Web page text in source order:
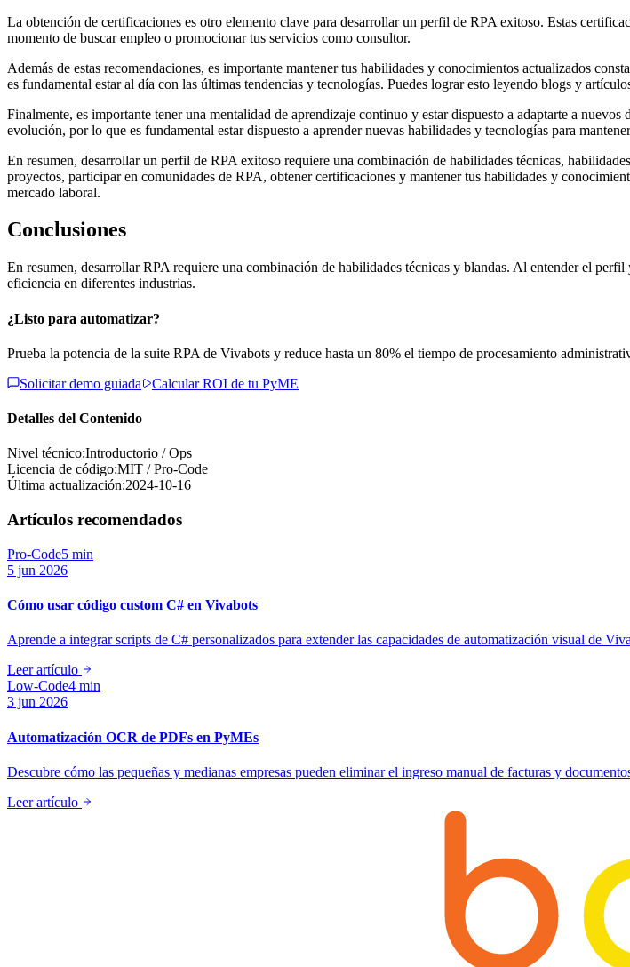
La obtención de certificaciones es otro elemento clave para desarrollar un perfil de RPA exitoso. Estas
momento de buscar empleo o promocionar tus servicios como consultor.
Además de estas recomendaciones, es importante mantener tus habilidades y conocimientos actualizados
es fundamental estar al día con las últimas tendencias y tecnologías. Puedes lograr esto leyendo blogs y
Finalmente, es importante tener una mentalidad de aprendizaje continuo y estar dispuesto a adaptarte a
evolución, por lo que es fundamental estar dispuesto a aprender nuevas habilidades y tecnologías para
En resumen, desarrollar un perfil de RPA exitoso requiere una combinación de habilidades técnicas,
proyectos, participar en comunidades de RPA, obtener certificaciones y mantener tus habilidades y
mercado laboral.
Conclusiones
En resumen, desarrollar RPA requiere una combinación de habilidades técnicas y blandas. Al entender el
eficiencia en diferentes industrias.
¿Listo para automatizar?
Prueba la potencia de la suite RPA de Vivabots y reduce hasta un 80% el tiempo de procesamiento
Solicitar demo guiada
Calcular ROI de tu PyME
Detalles del Contenido
Nivel técnico:Introductorio / Ops
Licencia de código:MIT / Pro-Code
Última actualización:2024-10-16
Artículos recomendados
Pro-Code5 min
5 jun 2026
Cómo usar código custom C# en Vivabots
Aprende a integrar scripts de C# personalizados para extender las capacidades de automatización visual de
Leer artículo
Low-Code4 min
3 jun 2026
Automatización OCR de PDFs en PyMEs
Descubre cómo las pequeñas y medianas empresas pueden eliminar el ingreso manual de facturas y
Leer artículo